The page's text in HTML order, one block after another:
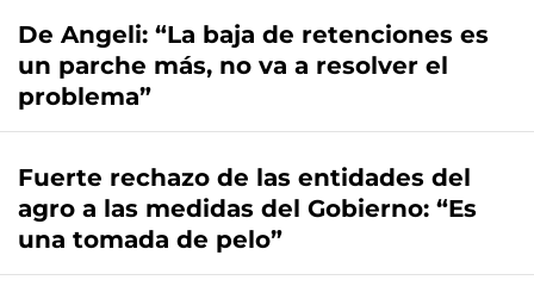
De Angeli: “La baja de retenciones es
un parche más, no va a resolver el
problema”
Fuerte rechazo de las entidades del
agro a las medidas del Gobierno: “Es
una tomada de pelo”